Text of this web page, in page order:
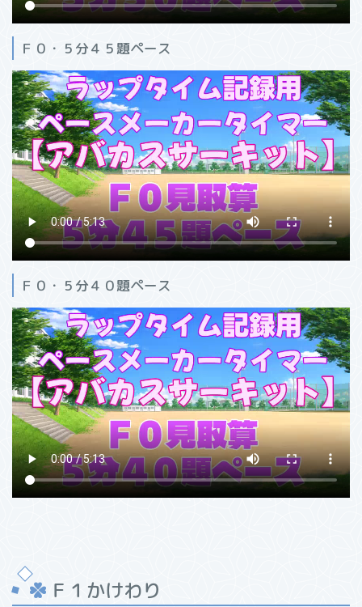
Ｆ０・５分４５題ペース
Ｆ０・５分４０題ペース
Ｆ１かけわり